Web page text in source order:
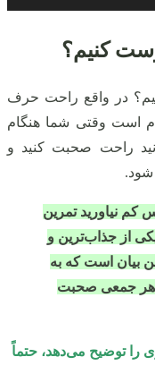
کنیم؟
در واقع راحت حرف
است وقتی شما هنگام
راحت صحبت کنید و
نیاورید تمرین
از جذاب‌ترین و
بیان است که به
هر جمعی صحبت
را توضیح می‌دهد، حتماً